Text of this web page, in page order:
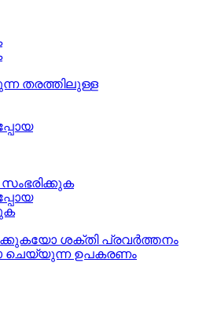
തരത്തിലുള്ള
ശക്തി പ്രവര്‍ത്തനം
ചെയ്യുന്ന ഉപകരണം